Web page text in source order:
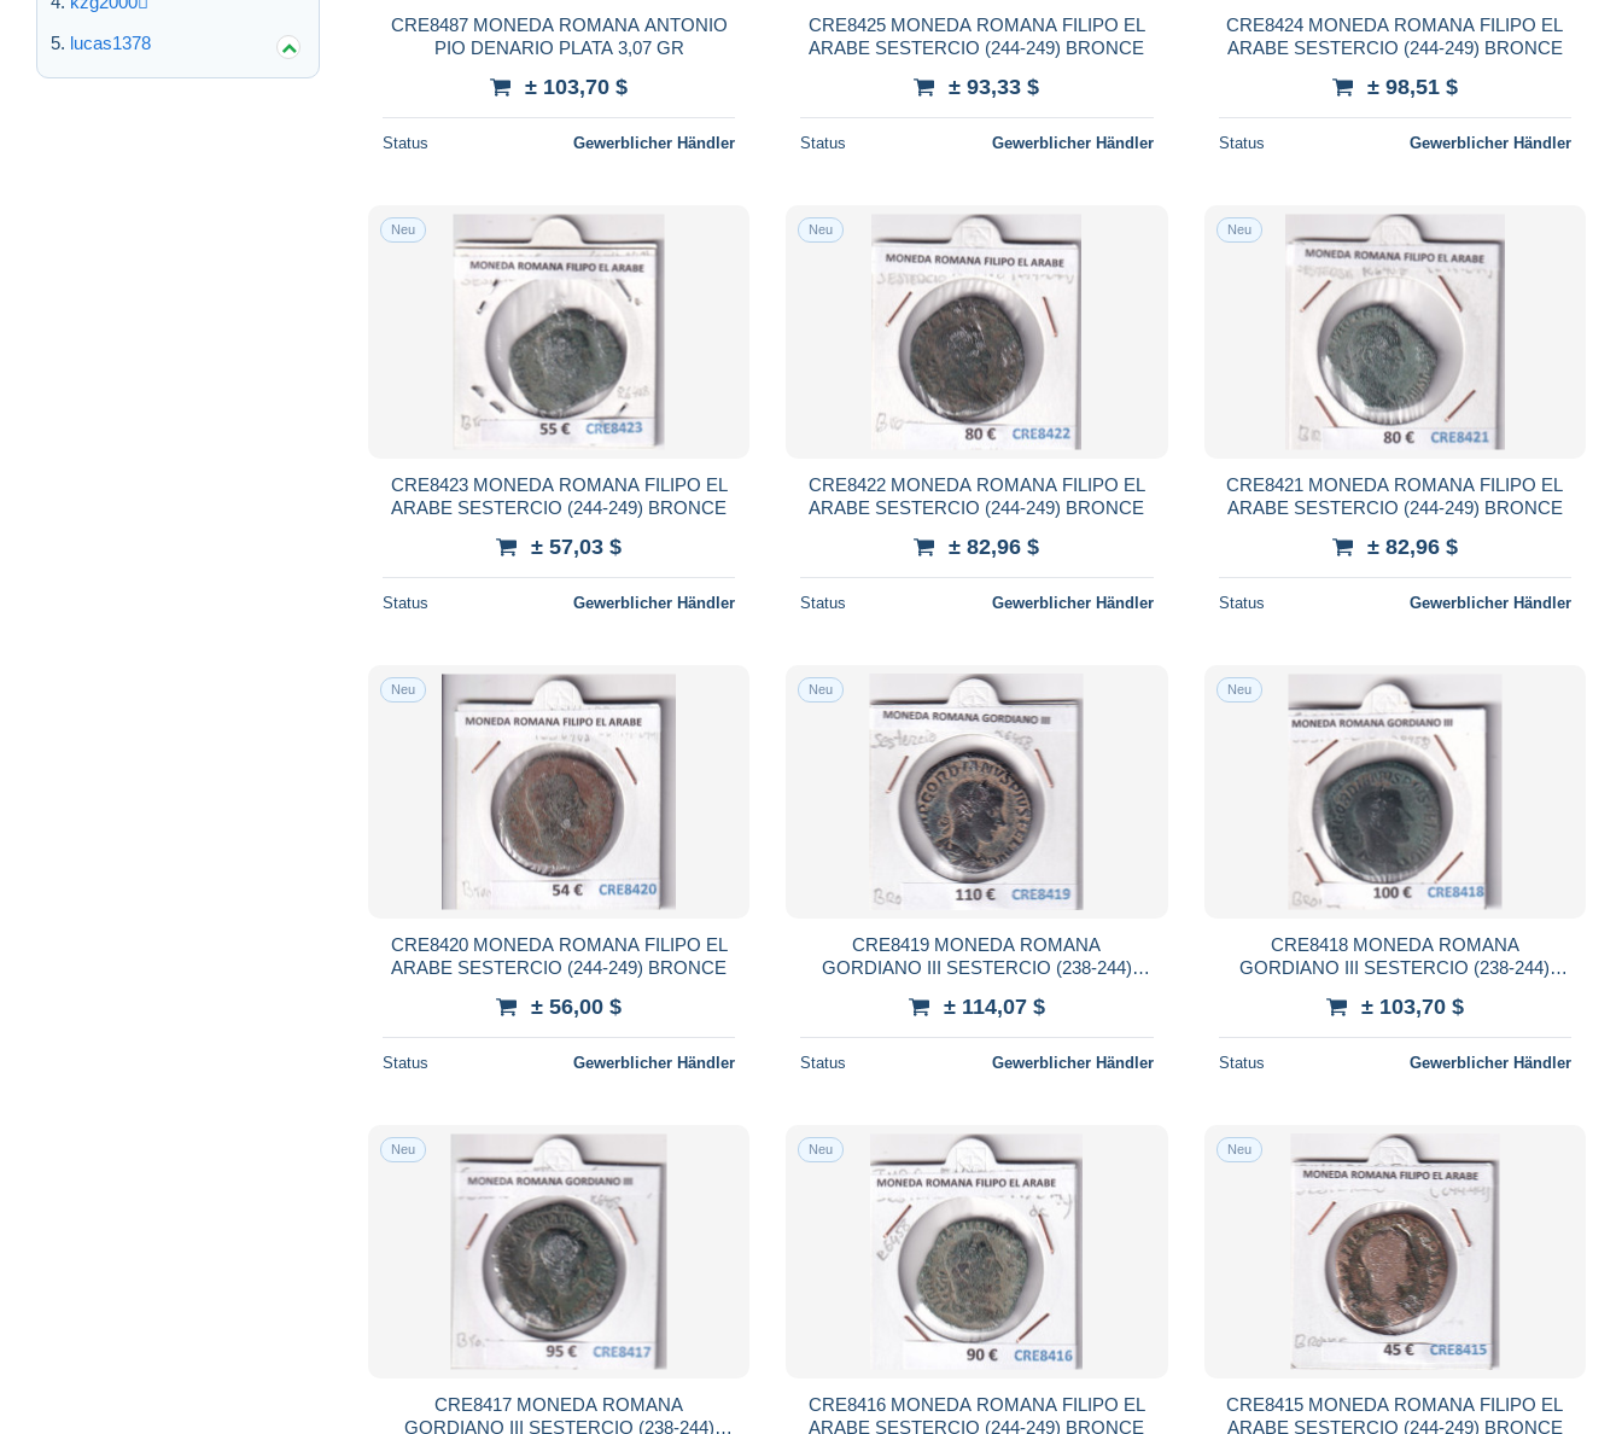
lucas1378
CRE8487 MONEDA ROMANA ANTONIO
PIO DENARIO PLATA 3,07 GR
± 103,70 $
Status Gewerblicher Händler
CRE8425 MONEDA ROMANA FILIPO EL
ARABE SESTERCIO (244-249) BRONCE
± 93,33 $
Status Gewerblicher Händler
CRE8424 MONEDA ROMANA FILIPO EL
ARABE SESTERCIO (244-249) BRONCE
± 98,51 $
Status Gewerblicher Händler
Neu
CRE8423 MONEDA ROMANA FILIPO EL
ARABE SESTERCIO (244-249) BRONCE
± 57,03 $
Status Gewerblicher Händler
Neu
CRE8422 MONEDA ROMANA FILIPO EL
ARABE SESTERCIO (244-249) BRONCE
± 82,96 $
Status Gewerblicher Händler
Neu
CRE8421 MONEDA ROMANA FILIPO EL
ARABE SESTERCIO (244-249) BRONCE
± 82,96 $
Status Gewerblicher Händler
Neu
CRE8420 MONEDA ROMANA FILIPO EL
ARABE SESTERCIO (244-249) BRONCE
± 56,00 $
Status Gewerblicher Händler
Neu
CRE8419 MONEDA ROMANA
GORDIANO III SESTERCIO (238-244)
± 114,07 $
Status Gewerblicher Händler
Neu
CRE8418 MONEDA ROMANA
GORDIANO III SESTERCIO (238-244)
± 103,70 $
Status Gewerblicher Händler
Neu
CRE8417 MONEDA ROMANA
GORDIANO III SESTERCIO (238-244)
Neu
CRE8416 MONEDA ROMANA FILIPO EL
ARABE SESTERCIO (244-249) BRONCE
Neu
CRE8415 MONEDA ROMANA FILIPO EL
ARABE SESTERCIO (244-249) BRONCE